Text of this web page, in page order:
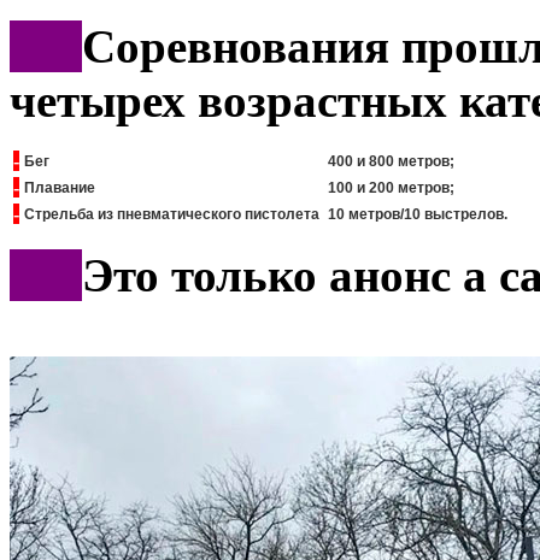
Соревнования
четырех возрастных
- Бег 400 и 800 метров;
- Плавание 100 и 200 метров;
- Стрельба из пневматического пистолета 10 метров/10 выстрелов.
Это только анонс а